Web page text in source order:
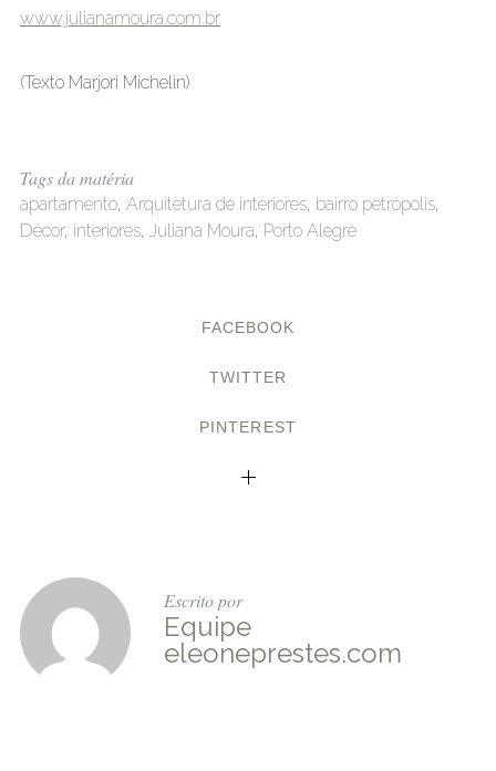
www.julianamoura.com.br
(Texto Marjori Michelin)
Tags da matéria
apartamento, Arquitetura de interiores, bairro petrópolis,
Décor, interiores, Juliana Moura, Porto Alegre
FACEBOOK
TWITTER
PINTEREST
Escrito por
Equipe
eleoneprestes.com